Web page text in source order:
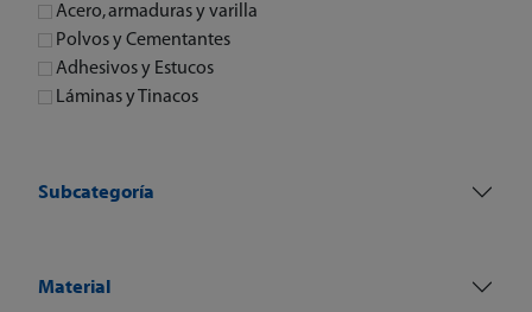
Acero, armaduras y varilla
Polvos y Cementantes
Adhesivos y Estucos
Láminas y Tinacos
Subcategoría
Material